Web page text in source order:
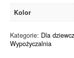
Kolor
Kategorie: Dla
Wypożyczalnia